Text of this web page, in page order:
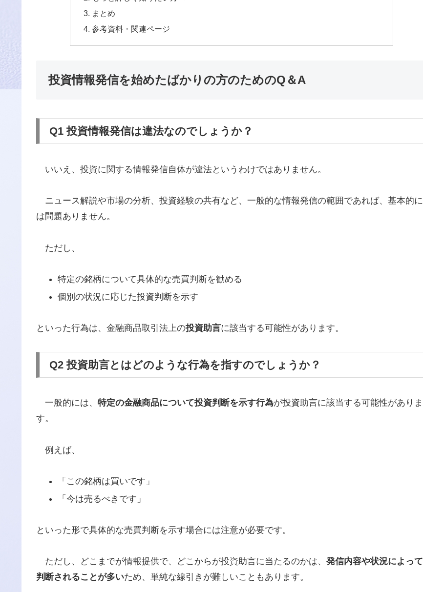
まとめ
参考資料・関連ページ
投資情報発信を始めたばかりの方のためのQ＆A
Q1 投資情報発信は違法なのでしょうか？
いいえ、投資に関する情報発信自体が違法というわけではありません。
ニュース解説や市場の分析、投資経験の共有など、一般的な情報発信の範囲であれば、基本的に
は問題ありません。
ただし、
特定の銘柄について具体的な売買判断を勧める
個別の状況に応じた投資判断を示す
といった行為は、金融商品取引法上の投資助言に該当する可能性があります。
Q2 投資助言とはどのような行為を指すのでしょうか？
一般的には、 特定の金融商品について投資判断を示す行為が投資助言に該当する可能性がありま
す。
例えば、
「この銘柄は買いです」
「今は売るべきです」
といった形で具体的な売買判断を示す場合には注意が必要です。
ただし、どこまでが情報提供で、どこからが投資助言に当たるのかは、 発信内容や状況によって
判断されることが多いため、単純な線引きが難しいこともあります。